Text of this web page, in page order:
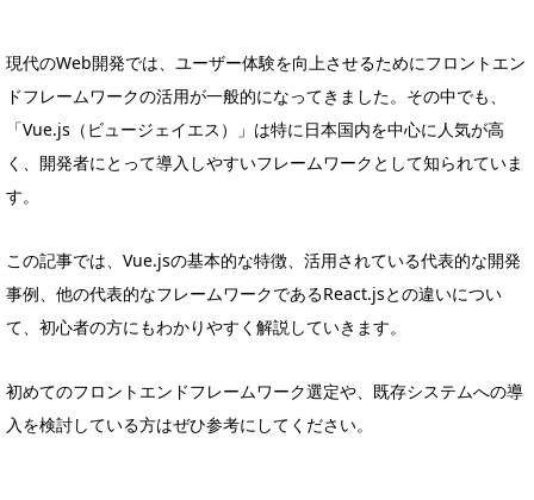
現代のWeb開発では、ユーザー体験を向上させるためにフロントエン
ドフレームワークの活用が一般的になってきました。その中でも、
「Vue.js（ビュージェイエス）」は特に日本国内を中心に人気が高
く、開発者にとって導入しやすいフレームワークとして知られていま
す。
この記事では、Vue.jsの基本的な特徴、活用されている代表的な開発
事例、他の代表的なフレームワークであるReact.jsとの違いについ
て、初心者の方にもわかりやすく解説していきます。
初めてのフロントエンドフレームワーク選定や、既存システムへの導
入を検討している方はぜひ参考にしてください。